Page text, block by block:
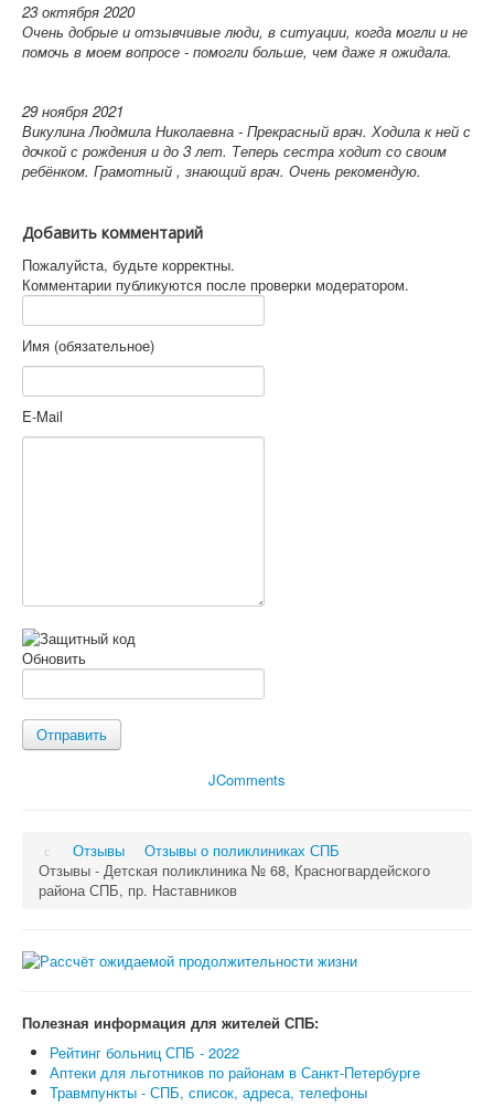
23 октября 2020
Очень добрые и отзывчивые люди, в ситуации, когда могли и не
помочь в моем вопросе - помогли больше, чем даже я ожидала.
29 ноября 2021
Викулина Людмила Николаевна - Прекрасный врач. Ходила к ней с
дочкой с рождения и до 3 лет. Теперь сестра ходит со своим
ребёнком. Грамотный , знающий врач. Очень рекомендую.
Добавить комментарий
Пожалуйста, будьте корректны.
Комментарии публикуются после проверки модератором.
Имя (обязательное)
E-Mail
Обновить
Отправить
JComments
Отзывы
Отзывы о поликлиниках СПБ
Отзывы - Детская поликлиника № 68, Красногвардейского
района СПБ, пр. Наставников
Полезная информация для жителей СПБ:
Рейтинг больниц СПБ - 2022
Аптеки для льготников по районам в Санкт-Петербурге
Травмпункты - СПБ, список, адреса, телефоны